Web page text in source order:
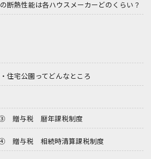
断熱性能は各ハウスメーカーどのくらい？
住宅公園ってどんなところ
③ 贈与税 暦年課税制度
④ 贈与税 相続時清算課税制度